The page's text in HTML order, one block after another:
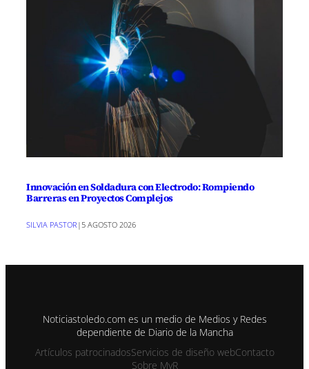
Innovación en Soldadura con Electrodo: Rompiendo
Barreras en Proyectos Complejos
SILVIA PASTOR |5 AGOSTO 2026
Noticiastoledo.com es un medio de Medios y Redes
dependiente de Diario de la Mancha
Artículos patrocinadosServicios de diseño webContacto
Sobre MyR